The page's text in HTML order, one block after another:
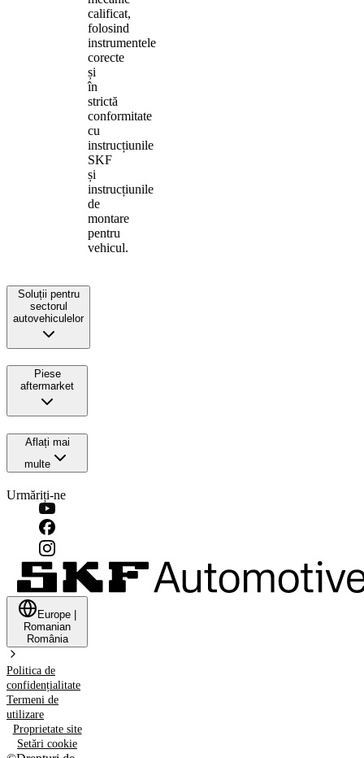
calificat,
folosind
instrumentele
corecte
și
în
strictă
conformitate
cu
instrucțiunile
SKF
și
instrucțiunile
de
montare
pentru
vehicul.
Soluții pentru
sectorul
autovehiculelor
Piese
aftermarket
Aflați mai
multe
Urmăriți-ne
Europe
Romanian
România
Politica de
confidențialitate
Termeni de
utilizare
Proprietate site
Setări cookie